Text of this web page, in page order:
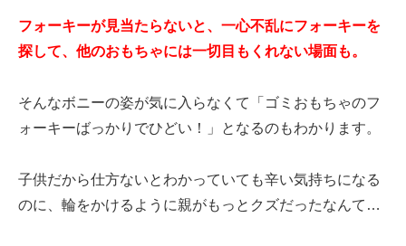
フォーキーが見当たらないと、一心不乱にフォーキーを
探して、他のおもちゃには一切目もくれない場面も。
そんなボニーの姿が気に入らなくて「ゴミおもちゃのフ
ォーキーばっかりでひどい！」となるのもわかります。
子供だから仕方ないとわかっていても辛い気持ちになる
のに、輪をかけるように親がもっとクズだったなんて…